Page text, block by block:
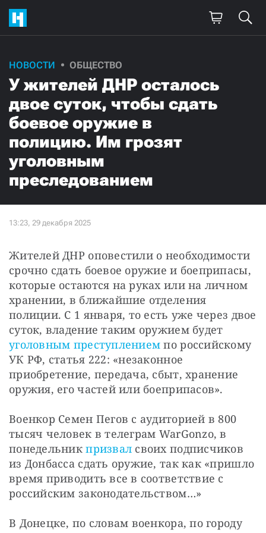
НОВОСТИ ОБЩЕСТВО
У жителей ДНР осталось
двое суток, чтобы сдать
боевое оружие в
полицию. Им грозят
уголовным
преследованием
Жителей ДНР оповестили о необходимости
срочно сдать боевое оружие и боеприпасы,
которые остаются на руках или на личном
хранении, в ближайшие отделения
полиции. С 1 января, то есть уже через двое
уголовным преступлением по российскому
УК РФ, статья 222: «незаконное
приобретение, передача, сбыт, хранение
оружия, его частей или боеприпасов».
Военкор Семен Пегов с аудиторией в 800
тысяч человек в телеграм WarGonzo, в
понедельник призвал своих подписчиков
из Донбасса сдать оружие, так как «пришло
время приводить все в соответствие с
российским законодательством…»
В Донецке, по словам военкора, по городу